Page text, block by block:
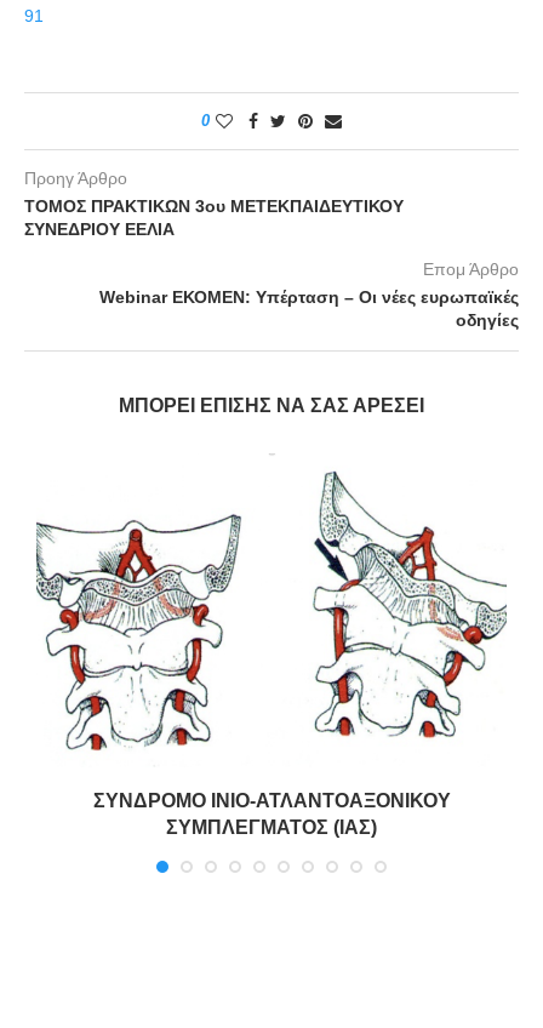
91
0
Προηγ Άρθρο
ΤΟΜΟΣ ΠΡΑΚΤΙΚΩΝ 3ου ΜΕΤΕΚΠΑΙΔΕΥΤΙΚΟΥ
ΣΥΝΕΔΡΙΟΥ ΕΕΛΙΑ
Επομ Άρθρο
Webinar ΕΚΟΜΕΝ: Υπέρταση – Οι νέες ευρωπαϊκές
οδηγίες
ΜΠΟΡΕΊ ΕΠΊΣΗΣ ΝΑ ΣΑΣ ΑΡΈΣΕΙ
ΣΥΝΔΡΟΜΟ ΙΝΙΟ-ΑΤΛΑΝΤΟΑΞΟΝΙΚΟΥ
ΣΥΜΠΛΕΓΜΑΤΟΣ (ΙΑΣ)